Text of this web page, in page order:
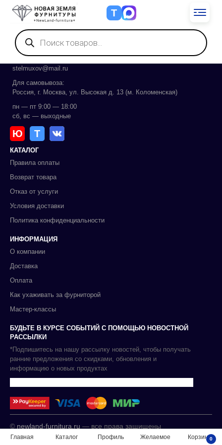
Т
Поиск
товаров
КОНТАКТЫ
8 (985) 739-82-84
stelmuxov@mail.ru
Для самовывоза:
Россия, г. Москва, ул. Высокая д. 13 (м. Коломенская)
пн — пт 9:00 — 18:00
сб, вс — выходные
Ю Т
КАТАЛОГ
Правила оплаты
Возврат товара
Отказ от услуги
Условия доставки
Политика конфиденциальности
ИНФОРМАЦИЯ
О компании
Доставка
Оплата
Как ухаживать за фурниторой
Мастер-классы
БУДЬТЕ В КУРСЕ СОБЫТИЙ С ПОМОЩЬЮ НОВОСТНОЙ
РАССЫЛКИ
*Подпишитесь на нашу рассылку новостей, чтобы получать
ранние предложения со скидками, обновления и
информацию о новых продуктах
© newland-furnitura.ru — все права защищены
Главная Каталог Профиль Желаемое Корзина0